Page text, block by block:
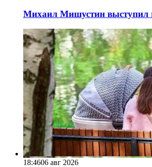
Михаил Мишустин выступил
18:4606 авг 2026